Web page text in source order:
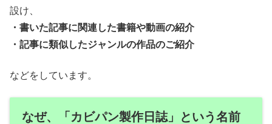
設け、
・書いた記事に関連した書籍や動画の紹介
・記事に類似したジャンルの作品のご紹介
などをしています。
なぜ、「カビパン製作日誌」という名前